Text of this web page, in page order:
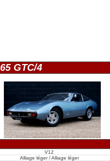
GTC/4
V12
Alliage léger / Alliage léger